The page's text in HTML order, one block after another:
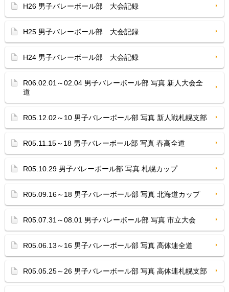
H26 男子バレーボール部 大会記録
H25 男子バレーボール部 大会記録
H24 男子バレーボール部 大会記録
R06.02.01～02.04 男子バレーボール部 写真 新人大会全
道
R05.12.02～10 男子バレーボール部 写真 新人戦札幌支部
R05.11.15～18 男子バレーボール部 写真 春高全道
R05.10.29 男子バレーボール部 写真 札幌カップ
R05.09.16～18 男子バレーボール部 写真 北海道カップ
R05.07.31～08.01 男子バレーボール部 写真 市立大会
R05.06.13～16 男子バレーボール部 写真 高体連全道
R05.05.25～26 男子バレーボール部 写真 高体連札幌支部